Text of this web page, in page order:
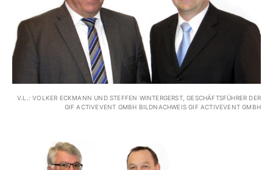
V.L.: VOLKER ECKMANN UND STEFFEN WINTERGERST, GESCHÄFTSFÜHRER DER
GIF ACTIVEVENT GMBH BILDNACHWEIS GIF ACTIVEVENT GMBH